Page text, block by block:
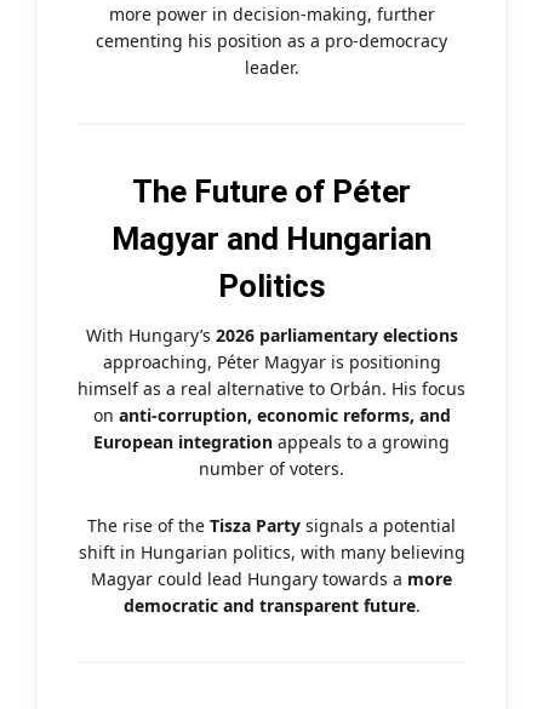
more power in decision-making, further
cementing his position as a pro-democracy
leader.
The Future of Péter
Magyar and Hungarian
Politics
With Hungary’s 2026 parliamentary elections
approaching, Péter Magyar is positioning
himself as a real alternative to Orbán. His focus
on anti-corruption, economic reforms, and
European integration appeals to a growing
number of voters.
The rise of the Tisza Party signals a potential
shift in Hungarian politics, with many believing
Magyar could lead Hungary towards a more
democratic and transparent future.